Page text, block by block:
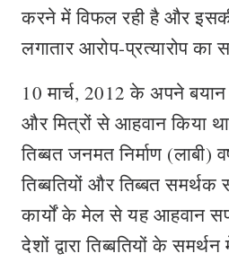
करने में विफल रही है और
लगातार आरोप-प्रत्यारोप का
10 मार्च, 2012 के अपने बयान
और मित्रों से आहवान किया
तिब्बत जनमत निर्माण (लाबी)
तिब्बतियों और तिब्बत समर्थक
कार्यों के मेल से यह आहवान
देशों द्वारा तिब्बतियों के समर्थन